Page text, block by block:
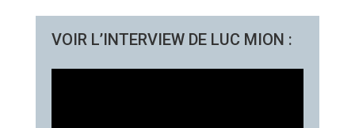
VOIR L’INTERVIEW DE LUC MION :